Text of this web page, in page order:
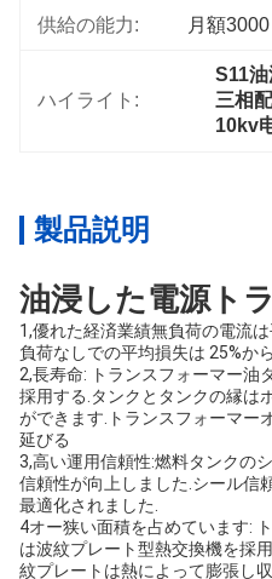
供給の能力: 月額
ハイライト:
S11
三相
10kv
製品説明
油浸した電源ト
1,優れた経済業績無負荷の電流
負荷なしでの平均損失は 25%か
2,長寿命: トランスフォーマー油
採用する.タンクとタンクの縁は
ができます.トランスフォーマー
延びる
3,高い運用信頼性:燃料タンクの
信頼性が向上しました.シール信
最適化されました.
4オー狭い面積を占めています:
は波紋プレート型熱交換機を採
紋プレートは熱によって膨張し